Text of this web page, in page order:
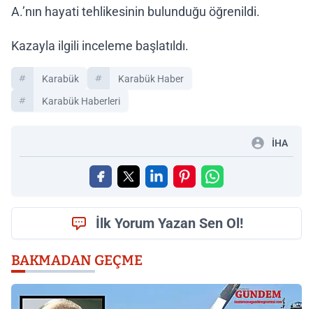
A.’nın hayati tehlikesinin bulunduğu öğrenildi.
Kazayla ilgili inceleme başlatıldı.
Karabük
Karabük Haber
Karabük Haberleri
İHA
İlk Yorum Yazan Sen Ol!
BAKMADAN GEÇME